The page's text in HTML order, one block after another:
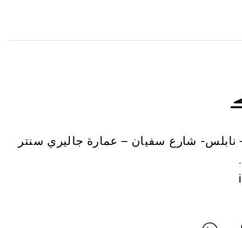
نابلس- شارع سفيان – عمارة جاليري سنتر